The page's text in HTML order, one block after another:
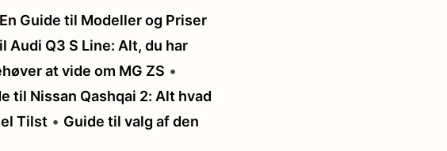
Guide til Modeller og Priser
Audi Q3 S Line: Alt, du har
at vide om MG ZS •
til Nissan Qashqai 2: Alt hvad
Tilst • Guide til valg af den